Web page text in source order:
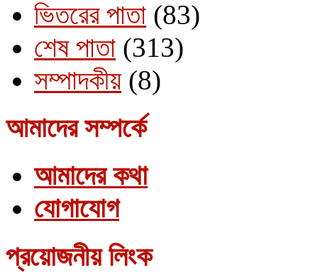
ভিতরের পাতা (83)
শেষ পাতা (313)
সম্পাদকীয় (8)
আমাদের সম্পর্কে
আমাদের কথা
যোগাযোগ
প্রয়োজনীয় লিংক